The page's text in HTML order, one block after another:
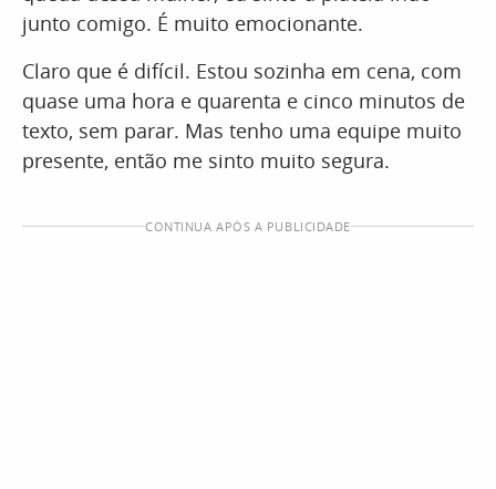
junto comigo. É muito emocionante.
Claro que é difícil. Estou sozinha em cena, com
quase uma hora e quarenta e cinco minutos de
texto, sem parar. Mas tenho uma equipe muito
presente, então me sinto muito segura.
CONTINUA APÓS A PUBLICIDADE